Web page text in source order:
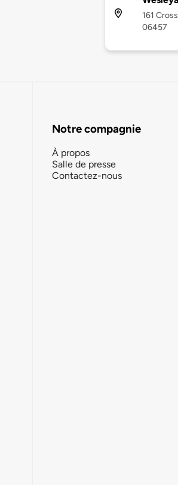
161
06457
Notre compagnie
À propos
Salle de presse
Contactez-nous